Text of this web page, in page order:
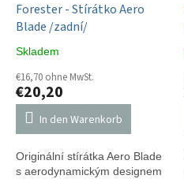
Forester - Stírátko Aero
Blade /zadní/
Skladem
€16,70 ohne MwSt.
€20,20
In den Warenkorb
Originální stírátka Aero Blade
s aerodynamickým designem